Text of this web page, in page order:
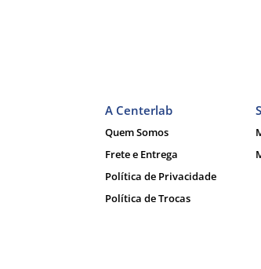
A Centerlab
Quem Somos
Frete e Entrega
Política de Privacidade
Política de Trocas